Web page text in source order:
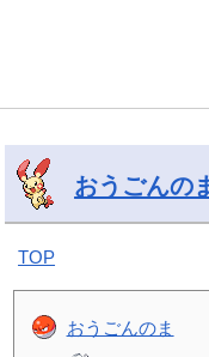
おうごんの
TOP
おうごんのま